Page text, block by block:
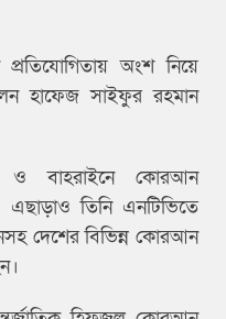
অংশ নিয়ে
হাফেজ সাইফুর রহমান
ও বাহরাইনে কোরআন
এছাড়াও তিনি এনটিভিতে
দেশের বিভিন্ন কোরআন